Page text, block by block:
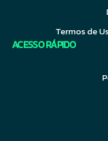
Termos de
ACESSO RÁPIDO